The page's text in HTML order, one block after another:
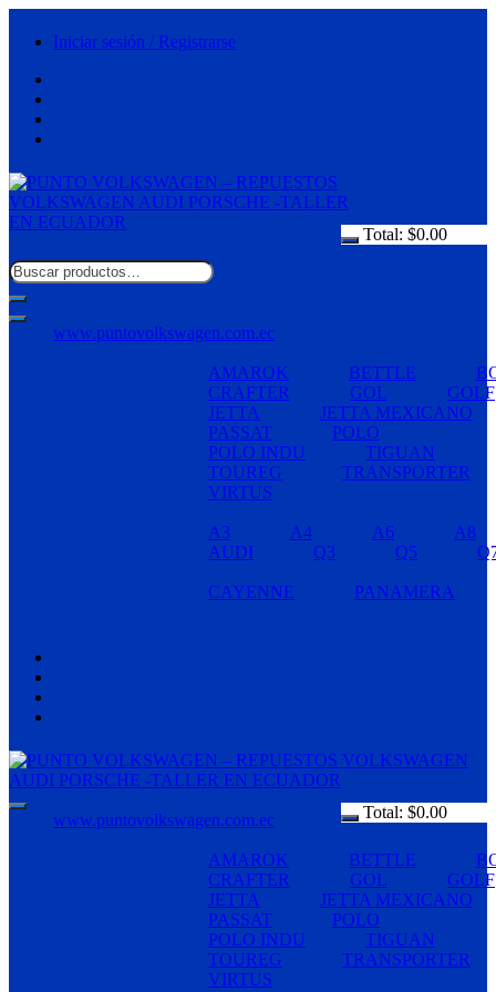
Iniciar sesión / Registrarse
Total: $0.00
www.puntovolkswagen.com.ec
AMAROK BETTLE
CRAFTER
GOL
GOLF
JETTA
JETTA MEXICANO
PASSAT
POLO
POLO INDU
TIGUAN
TOUREG
TRANSPORTER
VIRTUS
A3 A4 A6
A8
AUDI
Q3 Q5
CAYENNE PANAMERA
Total: $0.00
www.puntovolkswagen.com.ec
AMAROK BETTLE
CRAFTER
GOL
GOLF
JETTA
JETTA MEXICANO
PASSAT
POLO
POLO INDU
TIGUAN
TOUREG
TRANSPORTER
VIRTUS